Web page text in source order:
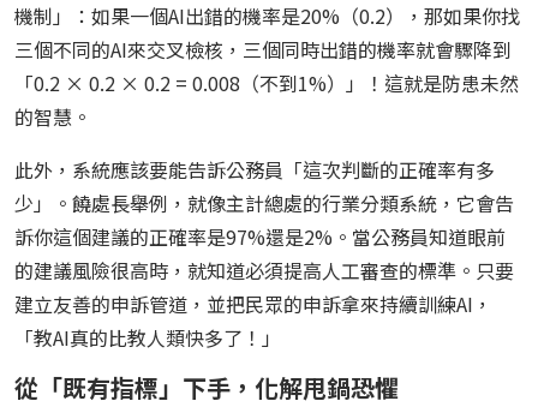
機制」：如果一個AI出錯的機率是20%（0.2），那如果你找
三個不同的AI來交叉檢核，三個同時出錯的機率就會驟降到
「0.2 × 0.2 × 0.2 = 0.008（不到1%）」！這就是防患未然
的智慧。
此外，系統應該要能告訴公務員「這次判斷的正確率有多
少」。饒處長舉例，就像主計總處的行業分類系統，它會告
訴你這個建議的正確率是97%還是2%。當公務員知道眼前
的建議風險很高時，就知道必須提高人工審查的標準。只要
建立友善的申訴管道，並把民眾的申訴拿來持續訓練AI，
「教AI真的比教人類快多了！」
從「既有指標」下手，化解甩鍋恐懼